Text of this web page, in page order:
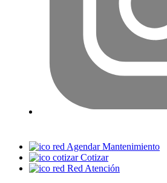
Agendar Mantenimiento
Cotizar
Red Atención